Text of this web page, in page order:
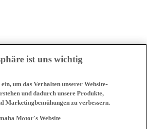
ist uns wichtig
um das Verhalten unserer Website-
und dadurch unsere Produkte,
Marketingbemühungen zu verbessern.
Motor's Website